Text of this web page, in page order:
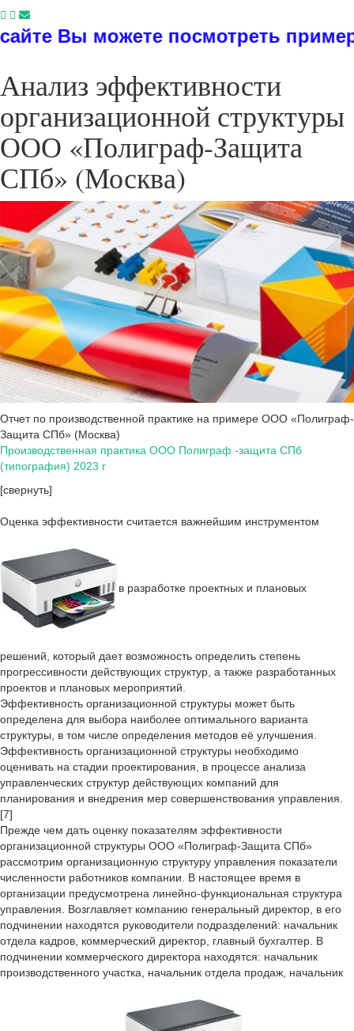
посмотреть примеры
Анализ эффективности
организационной структуры
ООО «Полиграф-Защита
СПб» (Москва)
Отчет по производственной практике на примере ООО «Полиграф-
Защита СПб» (Москва)
Производственная практика ООО Полиграф -защита СПб
(типография) 2023 г
[свернуть]
Оценка эффективности считается важнейшим инструментом
в разработке проектных и плановых
решений, который дает возможность определить степень
прогрессивности действующих структур, а также разработанных
проектов и плановых мероприятий.
Эффективность организационной структуры может быть
определена для выбора наиболее оптимального варианта
структуры, в том числе определения методов её улучшения.
Эффективность организационной структуры необходимо
оценивать на стадии проектирования, в процессе анализа
управленческих структур действующих компаний для
планирования и внедрения мер совершенствования управления.
[7]
Прежде чем дать оценку показателям эффективности
организационной структуры ООО «Полиграф-Защита СПб»
рассмотрим организационную структуру управления показатели
численности работников компании. В настоящее время в
организации предусмотрена линейно-функциональная структура
управления. Возглавляет компанию генеральный директор, в его
подчинении находятся руководители подразделений: начальник
отдела кадров, коммерческий директор, главный бухгалтер. В
подчинении коммерческого директора находятся: начальник
производственного участка, начальник отдела продаж, начальник